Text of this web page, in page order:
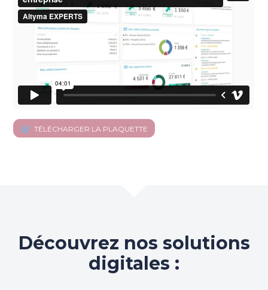
TÉLÉCHARGER LA PLAQUETTE
Découvrez nos solutions
digitales :